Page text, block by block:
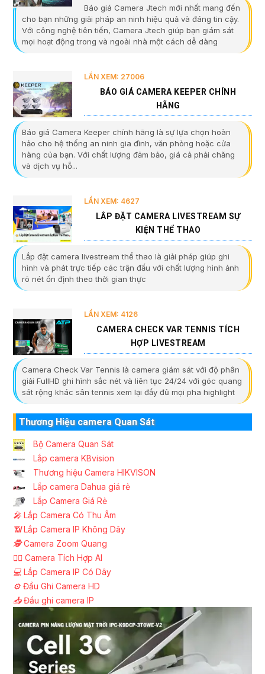
Báo giá Camera Jtech mới nhất mang đến
cho bạn những giải pháp an ninh hiệu quả và đáng tin cậy.
Với công nghệ tiên tiến, Camera Jtech giúp bạn giám sát
mọi hoạt động trong và ngoài nhà một cách dễ dàng
LẦN XEM: 27006
BÁO GIÁ CAMERA KEEPER CHÍNH
HÃNG
Báo giá Camera Keeper chính hãng là sự lựa chọn hoàn
hảo cho hệ thống an ninh gia đình, văn phòng hoặc cửa
hàng của bạn. Với chất lượng đảm bảo, giá cả phải chăng
và dịch vụ hỗ...
LẦN XEM: 4627
LẮP ĐẶT CAMERA LIVESTREAM SỰ
KIỆN THỂ THAO
Lắp đặt camera livestream thể thao là giải pháp giúp ghi
hình và phát trực tiếp các trận đấu với chất lượng hình ảnh
rõ nét ổn định theo thời gian thực
LẦN XEM: 4126
CAMERA CHECK VAR TENNIS TÍCH
HỢP LIVESTREAM
Camera Check Var Tennis là camera giám sát với độ phân
giải FullHD ghi hình sắc nét và liên tục 24/24 với góc quang
sát rộng khác sân tennis xem lại đầy đủ mọi pha highlight
Thương Hiệu camera Quan Sát
Bộ Camera Quan Sát
Lắp camera KBvision
Thương hiệu Camera HIKVISON
Lắp camera Dahua giá rẻ
Lắp Camera Giá Rẻ
️🎤️ Lắp Camera Có Thu Âm
📶Lắp Camera IP Không Dây
🕵️Camera Zoom Quang
🧛‍♀️ Camera Tích Hợp AI
💻 Lắp Camera IP Có Dây
⚙️ Đầu Ghi Camera HD
📥Đầu ghi camera IP